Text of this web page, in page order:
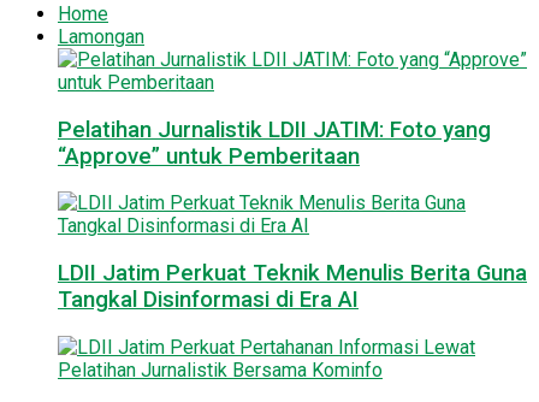
Home
Lamongan
Pelatihan Jurnalistik LDII JATIM: Foto yang
“Approve” untuk Pemberitaan
LDII Jatim Perkuat Teknik Menulis Berita Guna
Tangkal Disinformasi di Era AI